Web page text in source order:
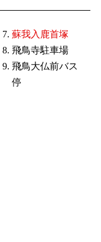
蘇我入鹿首塚
飛鳥寺駐車場
飛鳥大仏前バス
停